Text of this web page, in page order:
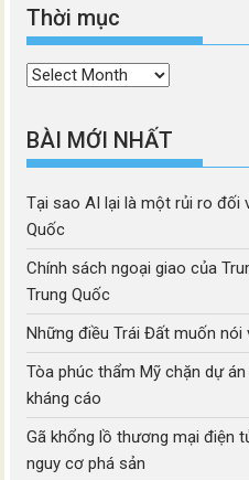
Thời mục
Thời
BÀI MỚI NHẤT
Tại sao AI lại là một rủi ro đối
Quốc
Chính sách ngoại giao của
Trung Quốc
Những điều Trái Đất muốn nói
Tòa phúc thẩm Mỹ chặn dự
kháng cáo
Gã khổng lồ thương mại điện
nguy cơ phá sản